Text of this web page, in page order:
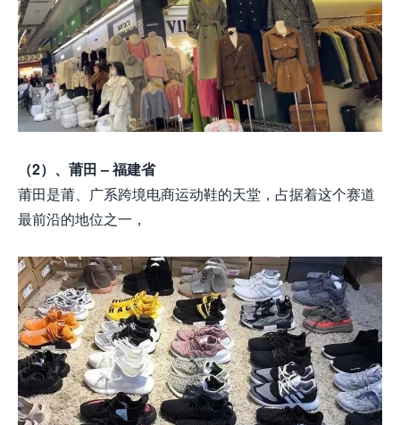
（2）、莆田 – 福建省
莆田是莆、广系跨境电商运动鞋的天堂，占据着这个赛道
最前沿的地位之一，